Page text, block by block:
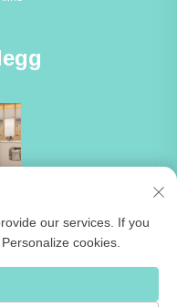
Co.,Ltd. Alle rettigheter
our services. If you
cookies.